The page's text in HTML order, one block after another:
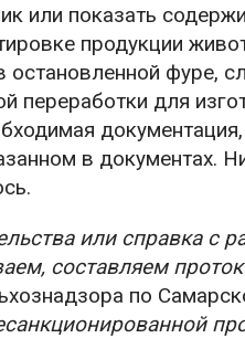
или показать
продукции
остановленной фуре,
переработки для
в документах.
или справка с
составляем
по